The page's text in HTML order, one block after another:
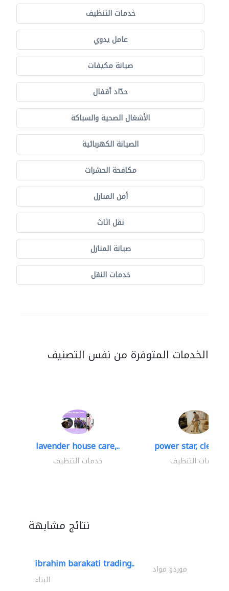
خدمات التنظيف
عامل يدوي
صيانة مكيفات
حدّاد أقفال
الأشغال الصحية والسباكة
الصيانة الكهربائية
مكافحة الحشرات
أمن المنازل
نقل اثاث
صيانة المنازل
خدمات النقل
الخدمات المتوفرة من نفس التصنيف
lavender house care,..
خدمات التنظيف
power star,
خدمات التنظيف
نتائج مشابهة
ibrahim barakati trading.. موردو مواد
البناء